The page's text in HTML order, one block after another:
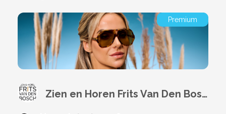
Premium
Zien en Horen Frits Van Den Bosch